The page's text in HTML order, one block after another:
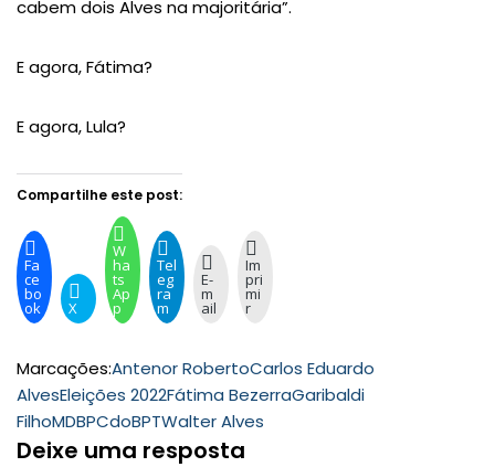
cabem dois Alves na majoritária”.
E agora, Fátima?
E agora, Lula?
Compartilhe este post:
Fa
ce
bo
ok X
W
ha
ts
Ap
p
Tel
eg
ra
m
E-
m
ail
Im
pri
mi
r
Marcações:Antenor RobertoCarlos Eduardo
AlvesEleições 2022Fátima BezerraGaribaldi
FilhoMDBPCdoBPTWalter Alves
Deixe uma resposta